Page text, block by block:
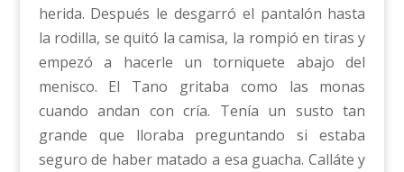
herida. Después le desgarró el pantalón hasta
la rodilla, se quitó la camisa, la rompió en tiras y
empezó a hacerle un torniquete abajo del
menisco. El Tano gritaba como las monas
cuando andan con cría. Tenía un susto tan
grande que lloraba preguntando si estaba
seguro de haber matado a esa guacha. Calláte y